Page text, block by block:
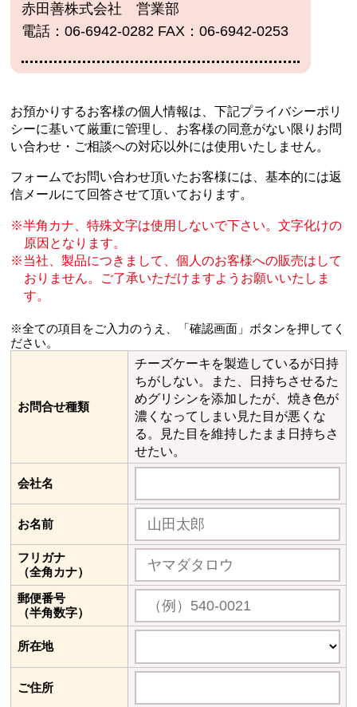
赤田善株式会社 営業部
電話：06-6942-0282 FAX：06-6942-0253
お預かりするお客様の個人情報は、下記プライバシーポリ
シーに基いて厳重に管理し、 お客様の同意がない限りお問
い合わせ・ご相談への対応以外には使用いたしません。
フォームでお問い合わせ頂いたお客様には、基本的には返
信メールにて回答させて頂いております。
半角カナ、特殊文字は使用しないで下さい。文字化けの
原因となります。
当社、製品につきまして、個人のお客様への販売はして
おりません。
ご了承いただけますようお願いいたしま
す。
※全ての項目をご入力のうえ、「確認画面」ボタンを押してく
ださい。
お問合せ種類
チーズケーキを製造しているが日持
ちがしない。また、日持ちさせるた
めグリシンを添加したが、焼き色が
濃くなってしまい見た目が悪くな
る。見た目を維持したまま日持ちさ
せたい。
会社名
お名前
フリガナ
（全角カナ）
郵便番号
（半角数字）
所在地
ご住所